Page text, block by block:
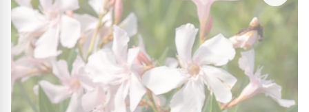
ensoleillé du sud de la France, ces pépinières
bénéficient de conditions idéales pour la
culture des lauriers roses. Grâce à un sol bien
drainé, une exposition généreuse au soleil, et
des températures souvent clémentes, les
lauriers y prospèrent naturellement, exprimant